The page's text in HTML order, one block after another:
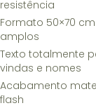
resistência
Formato 50×70
amplos
Texto totalmente
vindas e nomes
Acabamento
flash